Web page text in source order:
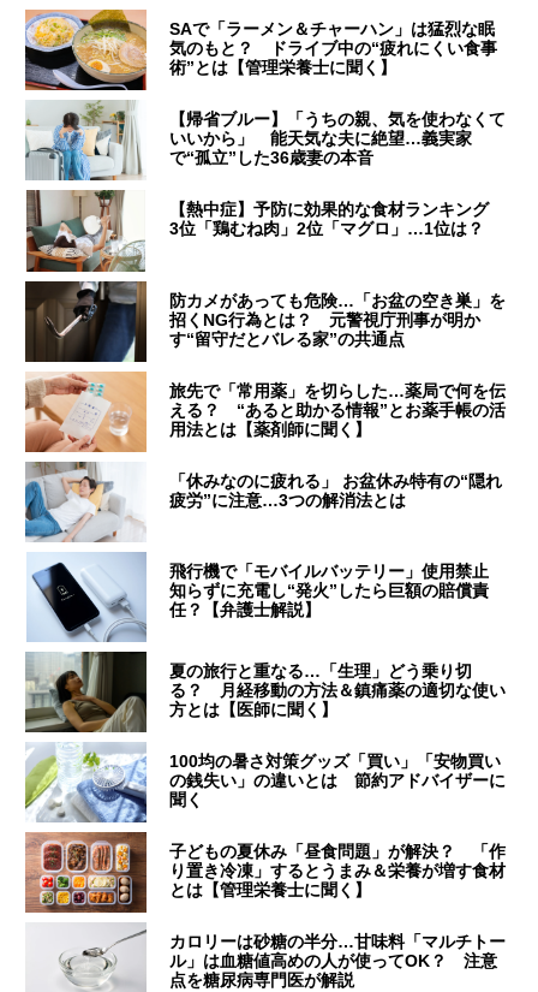
SAで「ラーメン＆チャーハン」は猛烈な眠
気のもと？ ドライブ中の“疲れにくい食事
術”とは【管理栄養士に聞く】
【帰省ブルー】「うちの親、気を使わなくて
いいから」 能天気な夫に絶望…義実家
で“孤立”した36歳妻の本音
【熱中症】予防に効果的な食材ランキング
3位「鶏むね肉」2位「マグロ」…1位は？
防カメがあっても危険…「お盆の空き巣」を
招くNG行為とは？ 元警視庁刑事が明か
す“留守だとバレる家”の共通点
旅先で「常用薬」を切らした…薬局で何を伝
える？ “あると助かる情報”とお薬手帳の活
用法とは【薬剤師に聞く】
「休みなのに疲れる」 お盆休み特有の“隠れ
疲労”に注意…3つの解消法とは
飛行機で「モバイルバッテリー」使用禁止
知らずに充電し“発火”したら巨額の賠償責
任？【弁護士解説】
夏の旅行と重なる…「生理」どう乗り切
る？ 月経移動の方法＆鎮痛薬の適切な使い
方とは【医師に聞く】
100均の暑さ対策グッズ「買い」「安物買い
の銭失い」の違いとは 節約アドバイザーに
聞く
子どもの夏休み「昼食問題」が解決？ 「作
り置き冷凍」するとうまみ＆栄養が増す食材
とは【管理栄養士に聞く】
カロリーは砂糖の半分…甘味料「マルチトー
ル」は血糖値高めの人が使ってOK？ 注意
点を糖尿病専門医が解説